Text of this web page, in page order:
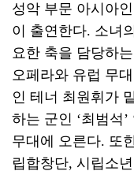
성악 부문 아시아
이 출연한다. 소녀
요한 축을 담당하는
오페라와 유럽 무
인 테너 최원휘가
하는 군인 ‘최범석’
무대에 오른다. 또
립합창단, 시립소